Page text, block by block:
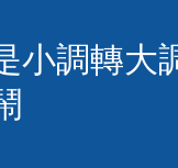
小調轉大